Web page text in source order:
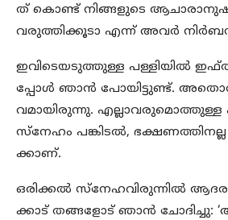
ത് കൊണ്ട് നിങ്ങളുടെ
വരുത്തിക്കൂടാ എന്ന് അവർ
ഇവിടെയടുത്തുള്ള പള്ളിയിൽ
പ്പോൾ ഞാൻ പോയിട്ടുണ്ട്.
വമായിരുന്നു. എല്ലാവരുമൊത്തുള്ള
സ്നേഹം പങ്കിടൽ, ഭക്ഷണത്തിനല്ല
ക്കാണ്.
ഒരിക്കൽ സ്നേഹവിരുന്നിൽ
ക്കാട് തങ്ങളോട് ഞാൻ ചോദിച്ചു: